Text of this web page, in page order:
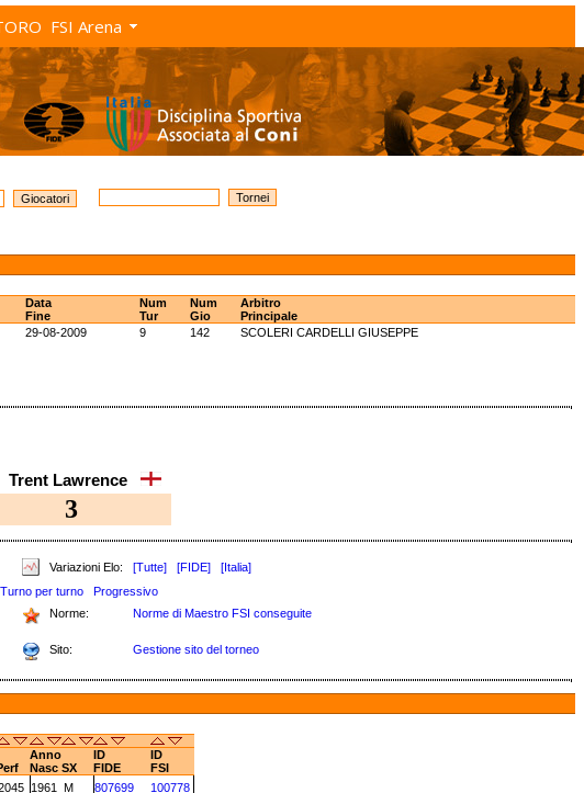
FSI Arena
Data
Fine
Num
Tur
Num
Gio
Arbitro
Principale
29-08-2009 9 142
SCOLERI CARDELLI GIUSEPPE
Trent Lawrence
3
Variazioni Elo: [Tutte] [FIDE]
[Italia]
Turno per turno
Progressivo
Norme: Norme di Maestro FSI conseguite
Sito: Gestione sito del torneo
Anno ID
ID
Nasc SX FIDE
FSI
1961 M 807699
100778